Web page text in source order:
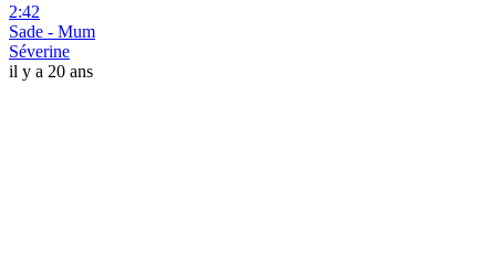
2:42
Sade - Mum
Séverine
il y a 20 ans